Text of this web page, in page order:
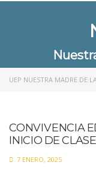
UEP NUESTRA MADRE DE
CONVIVENCIA
INICIO DE
7 ENERO, 2025